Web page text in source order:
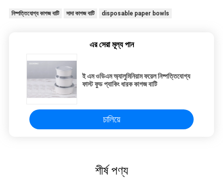
নিষ্পত্তিযোগ্য কাগজ বাটি সাদা কাগজ বাটি disposable paper bowls
এর সেরা মূল্য পান
ই এম ওডিএম অ্যালুমিনিয়াম ফয়েল নিষ্পত্তিযোগ্য
ফাস্ট ফুড প্যাকিং ধারক কাগজ বাটি
চালিয়ে
শীর্ষ পণ্য